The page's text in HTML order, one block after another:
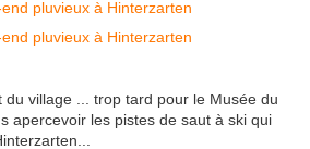
du village ... trop tard pour le Musée du
apercevoir les pistes de saut à ski qui